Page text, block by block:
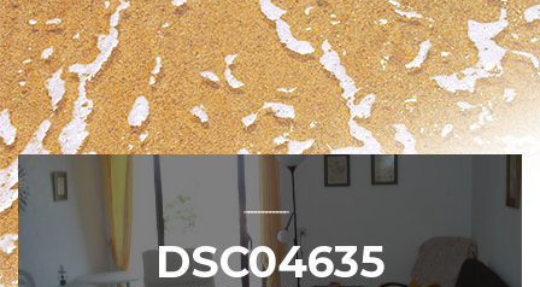
––––––––––––
DSC04635